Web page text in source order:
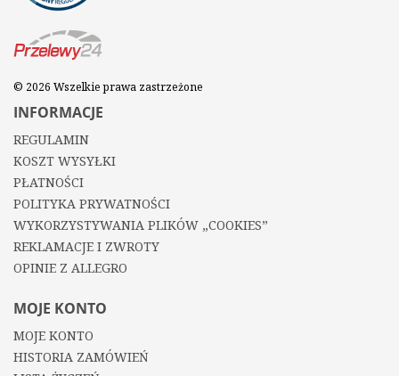
© 2026 Wszelkie prawa zastrzeżone
INFORMACJE
REGULAMIN
KOSZT WYSYŁKI
PŁATNOŚCI
POLITYKA PRYWATNOŚCI
WYKORZYSTYWANIA PLIKÓW „COOKIES”
REKLAMACJE I ZWROTY
OPINIE Z ALLEGRO
MOJE KONTO
MOJE KONTO
HISTORIA ZAMÓWIEŃ